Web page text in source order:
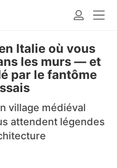
Italie où vous
les murs — et
par le fantôme
village médiéval
attendent légendes